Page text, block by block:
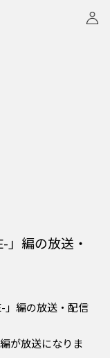
」編の放送・
」編の放送・配信
が放送になりま